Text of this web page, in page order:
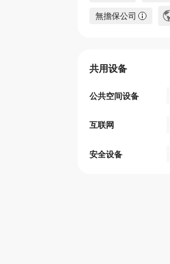
無擔保公司
共用设备
公共空间设备
互联网
安全设备